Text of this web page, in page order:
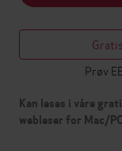
Prøv
Kan leses i våre
webleser for Mac/